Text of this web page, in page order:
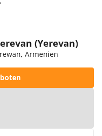
(Yerevan)
Armenien